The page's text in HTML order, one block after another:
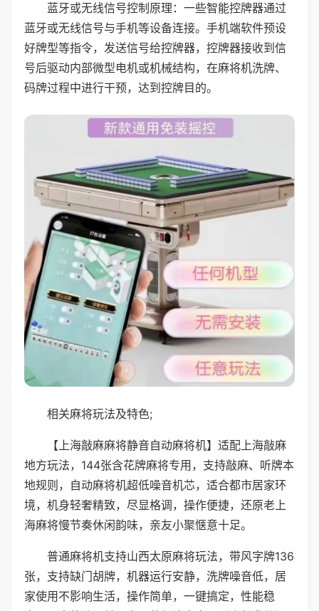
蓝牙或无线信号控制原理：一些智能控牌器通过
蓝牙或无线信号与手机等设备连接。手机端软件预设
好牌型等指令，发送信号给控牌器，控牌器接收到信
号后驱动内部微型电机或机械结构，在麻将机洗牌、
码牌过程中进行干预，达到控牌目的。
相关麻将玩法及特色;
【上海敲麻麻将静音自动麻将机】适配上海敲麻
地方玩法，144张含花牌麻将专用，支持敲麻、听牌本
地规则，自动麻将机超低噪音机芯，适合都市居家环
境，机身轻奢精致，尽显格调，操作便捷，还原老上
海麻将慢节奏休闲韵味，亲友小聚惬意十足。
普通麻将机支持山西太原麻将玩法，带风字牌136
张，支持缺门胡牌，机器运行安静，洗牌噪音低，居
家使用不影响生活，操作简单，一键搞定，性能稳